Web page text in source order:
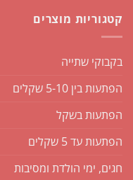
קטגוריות מוצרים
בקבוקי שתייה
הפתעות בין 5-10 שקלים
הפתעות בשקל
הפתעות עד 5 שקלים
חגים, ימי הולדת ומסיבות